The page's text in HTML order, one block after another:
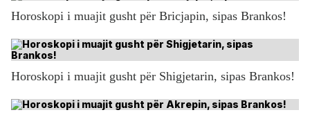
Horoskopi i muajit gusht për Bricjapin, sipas Brankos!
Horoskopi i muajit gusht për Shigjetarin, sipas Brankos!